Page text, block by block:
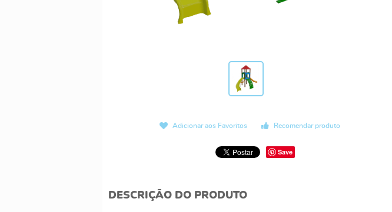
Adicionar aos Favoritos Recomendar produto
Save
DESCRIÇÃO DO PRODUTO